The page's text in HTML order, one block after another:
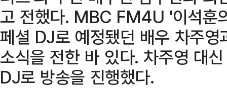
고 전했다. MBC FM4U '이석훈
페셜 DJ로 예정됐던 배우 차주
소식을 전한 바 있다. 차주영 대
DJ로 방송을 진행했다.